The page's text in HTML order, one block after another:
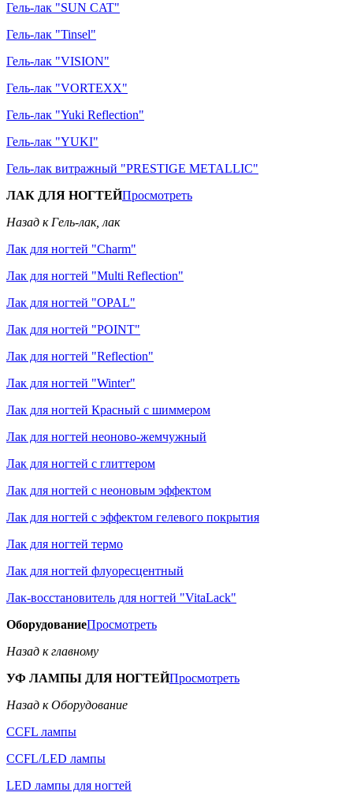
Гель-лак "SUN CAT"
Гель-лак "Tinsel"
Гель-лак "VISION"
Гель-лак "VORTEXX"
Гель-лак "Yuki Reflection"
Гель-лак "YUKI"
Гель-лак витражный "PRESTIGE METALLIC"
ЛАК ДЛЯ НОГТЕЙПросмотреть
Назад к Гель-лак, лак
Лак для ногтей "Charm"
Лак для ногтей "Multi Reflection"
Лак для ногтей "OPAL"
Лак для ногтей "POINT"
Лак для ногтей "Reflection"
Лак для ногтей "Winter"
Лак для ногтей Красный с шиммером
Лак для ногтей неоново-жемчужный
Лак для ногтей с глиттером
Лак для ногтей с неоновым эффектом
Лак для ногтей с эффектом гелевого покрытия
Лак для ногтей термо
Лак для ногтей флуоресцентный
Лак-восстановитель для ногтей "VitaLack"
ОборудованиеПросмотреть
Назад к главному
УФ ЛАМПЫ ДЛЯ НОГТЕЙПросмотреть
Назад к Оборудование
CCFL лампы
CCFL/LED лампы
LED лампы для ногтей